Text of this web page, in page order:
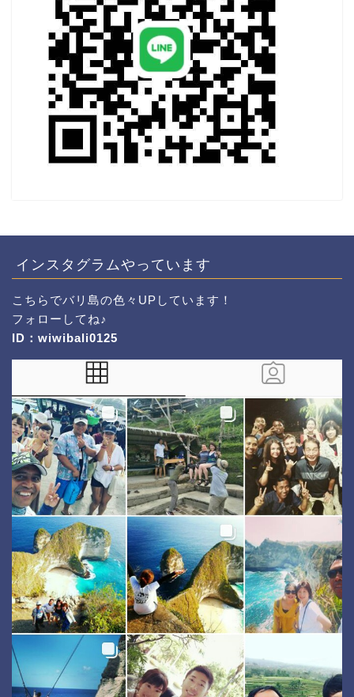
インスタグラムやっています
こちら でバリ島の色々UPしています！
フォローしてね♪
ID：wiwibali0125